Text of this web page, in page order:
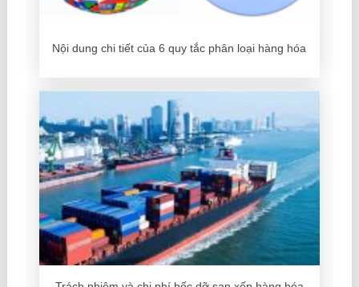
Nội dung chi tiết của 6 quy tắc phân loại hàng hóa